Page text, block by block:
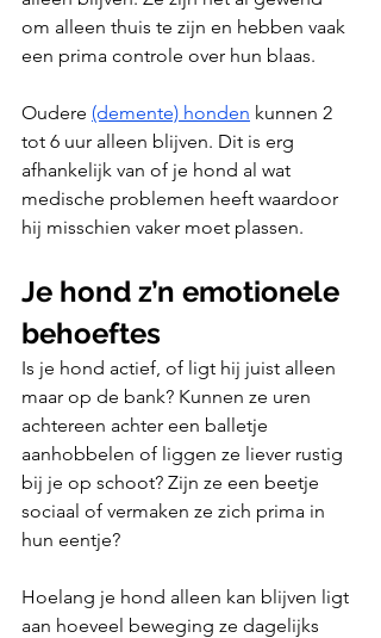
om alleen thuis te zijn en hebben vaak
een prima controle over hun blaas.
Oudere (demente) honden kunnen 2
tot 6 uur alleen blijven. Dit is erg
afhankelijk van of je hond al wat
medische problemen heeft waardoor
hij misschien vaker moet plassen.
Je hond z’n emotionele
behoeftes
Is je hond actief, of ligt hij juist alleen
maar op de bank? Kunnen ze uren
achtereen achter een balletje
aanhobbelen of liggen ze liever rustig
bij je op schoot? Zijn ze een beetje
sociaal of vermaken ze zich prima in
hun eentje?
Hoelang je hond alleen kan blijven ligt
aan hoeveel beweging ze dagelijks